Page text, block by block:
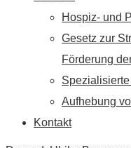
Hospiz- und
Gesetz zur
Förderung
Aufhebung
Kontakt